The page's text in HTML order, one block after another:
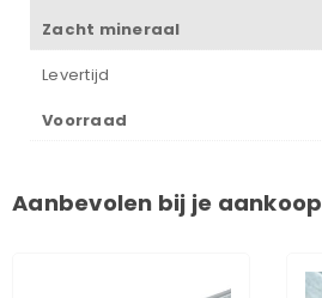
Zacht mineraal
Levertijd
Voorraad
Aanbevolen bij je aankoop